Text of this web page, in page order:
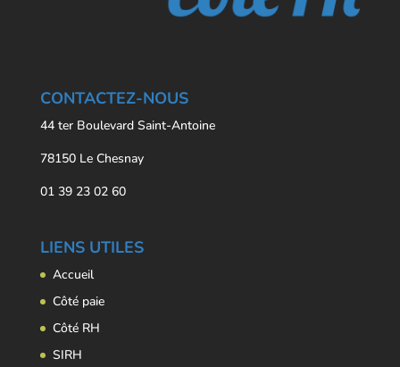
CONTACTEZ-NOUS
44 ter Boulevard Saint-Antoine
78150 Le Chesnay
01 39 23 02 60
LIENS UTILES
Accueil
Côté paie
Côté RH
SIRH